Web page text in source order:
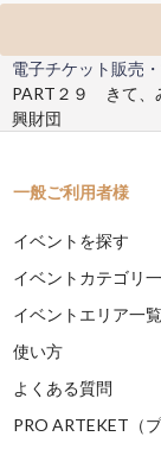
電子チケット販売
PART２９ きて、
興財団
一般ご利用者様
イベントを探す
イベントカテゴリ
イベントエリア一覧
使い方
よくある質問
PRO ARTEKET（